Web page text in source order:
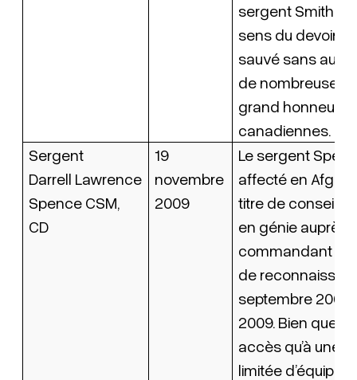
sergent Smith a,
sens du devoir
sauvé sans
de nombreuses
grand honneur
canadiennes.
Sergent
Darrell Lawrence
Spence CSM,
CD
19
novembre
2009
Le sergent
affecté en
titre de
en génie auprès
commandant
de
septembre 2008
2009. Bien que
accès qu’à une
limitée